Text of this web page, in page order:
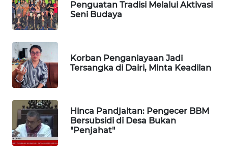
Penguatan Tradisi Melalui Aktivasi
Seni Budaya
Korban Penganiayaan Jadi
Tersangka di Dairi, Minta Keadilan
Hinca Pandjaitan: Pengecer BBM
Bersubsidi di Desa Bukan
"Penjahat"
KOPEKLIN
PORTAL
KONSUMEN
FORWAMKI
ALPERKLINAS
FORJASIDA